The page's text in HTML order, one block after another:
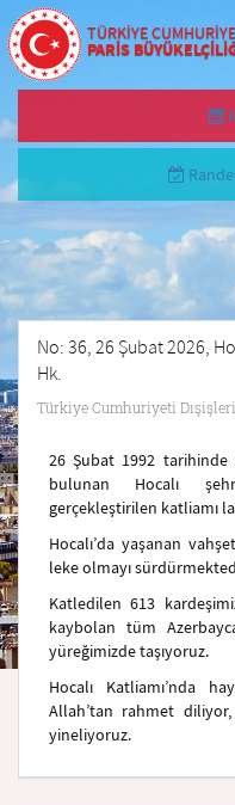
TÜRKİYE
PARİS
No: 36, 26 Şubat 2026,
Hk.
Türkiye Cumhuriyeti Dışişleri
26 Şubat 1992 tarihinde
bulunan Hocalı
gerçekleştirilen katliamı
Hocalı’da yaşanan
leke olmayı
Katledilen 613
kaybolan tüm
yüreğimizde taşıyoruz.
Hocalı Katliamı’nda
Allah’tan rahmet
yineliyoruz.